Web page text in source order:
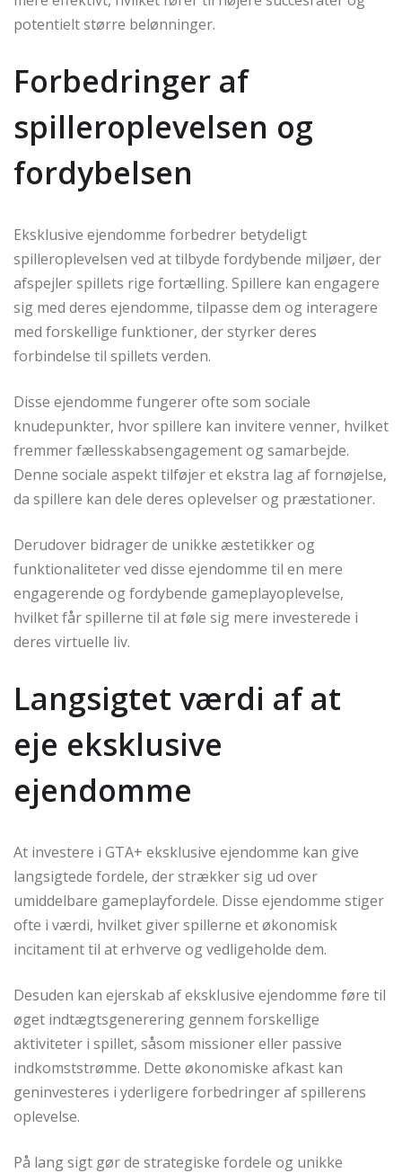
potentielt større belønninger.
Forbedringer af
spilleroplevelsen og
fordybelsen
Eksklusive ejendomme forbedrer betydeligt
spilleroplevelsen ved at tilbyde fordybende miljøer, der
afspejler spillets rige fortælling. Spillere kan engagere
sig med deres ejendomme, tilpasse dem og interagere
med forskellige funktioner, der styrker deres
forbindelse til spillets verden.
Disse ejendomme fungerer ofte som sociale
knudepunkter, hvor spillere kan invitere venner, hvilket
fremmer fællesskabsengagement og samarbejde.
Denne sociale aspekt tilføjer et ekstra lag af fornøjelse,
da spillere kan dele deres oplevelser og præstationer.
Derudover bidrager de unikke æstetikker og
funktionaliteter ved disse ejendomme til en mere
engagerende og fordybende gameplayoplevelse,
hvilket får spillerne til at føle sig mere investerede i
deres virtuelle liv.
Langsigtet værdi af at
eje eksklusive
ejendomme
At investere i GTA+ eksklusive ejendomme kan give
langsigtede fordele, der strækker sig ud over
umiddelbare gameplayfordele. Disse ejendomme stiger
ofte i værdi, hvilket giver spillerne et økonomisk
incitament til at erhverve og vedligeholde dem.
Desuden kan ejerskab af eksklusive ejendomme føre til
øget indtægtsgenerering gennem forskellige
aktiviteter i spillet, såsom missioner eller passive
indkomststrømme. Dette økonomiske afkast kan
geninvesteres i yderligere forbedringer af spillerens
oplevelse.
På lang sigt gør de strategiske fordele og unikke